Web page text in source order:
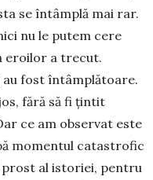
se întâmplă mai rar.
nu le putem cere
eroilor a trecut.
fost întâm­plătoare.
fără să fi țintit
ce am observat este
momentul ca­tas­trofic
prost al isto­riei, pentru